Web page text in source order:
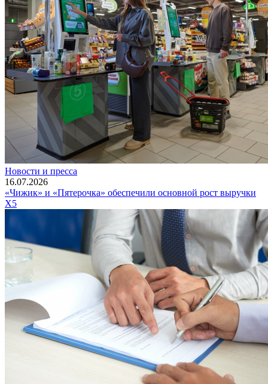
Новости и пресса
16.07.2026
«Чижик» и «Пятерочка» обеспечили основной рост выручки
X5